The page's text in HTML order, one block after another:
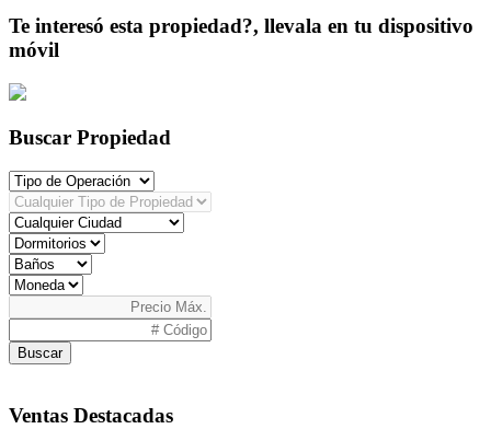
Te interesó esta propiedad?, llevala en tu dispositivo
móvil
Buscar Propiedad
Buscar
Ventas Destacadas